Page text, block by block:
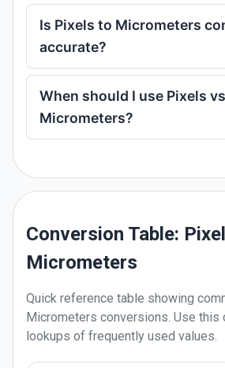
Is Pixels to Micrometers
accurate?
When should I use Pixels vs
Micrometers?
Conversion Table:
Micrometers
Quick reference table showing
Micrometers conversions. Use this
lookups of frequently used values.